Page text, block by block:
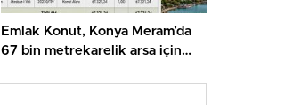
Emlak Konut, Konya Meram’da
67 bin metrekarelik arsa için